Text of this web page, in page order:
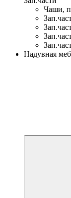
Чаши,
Надувная